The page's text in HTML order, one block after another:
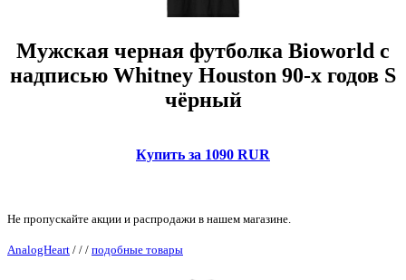
Мужская черная футболка Bioworld с
надписью Whitney Houston 90-х годов S
чёрный
Купить за 1090 RUR
Не пропускайте акции и распродажи в нашем магазине.
AnalogHeart / / / подобные товары